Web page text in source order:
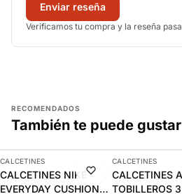
Enviar reseña
Verificamos tu compra y la reseña
RECOMENDADOS
También te puede gustar
-11%
AGREGAR
CALCETINES
CALCETINES NIKE
EVERYDAY CUSHIONED
-8%
AGREGAR
CALCETINES
CALCETINES
TOBILLEROS